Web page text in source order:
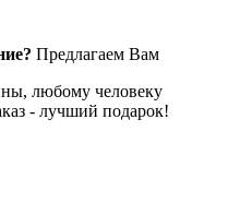
Предлагаем Вам
любому человеку
- лучший подарок!